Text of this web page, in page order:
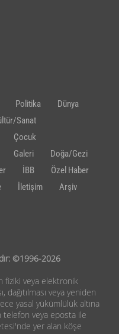
Politika
Dünya
Sanat
Çocuk
Galeri
Doğa/Gezi
İBB
Özel Haber
İletişim
Arşiv
©1996-2026
fiziki veya elektronik
dağıtılması veya yeniden
yasal yükümlülük altına
telefon veya eposta ile
yer alan köşe